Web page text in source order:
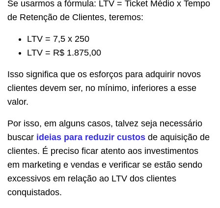
Se usarmos a fórmula: LTV = Ticket Médio x Tempo
de Retenção de Clientes, teremos:
LTV = 7,5 x 250
LTV = R$ 1.875,00
Isso significa que os esforços para adquirir novos
clientes devem ser, no mínimo, inferiores a esse
valor.
Por isso, em alguns casos, talvez seja necessário
buscar ideias para reduzir custos de aquisição de
clientes. É preciso ficar atento aos investimentos
em marketing e vendas e verificar se estão sendo
excessivos em relação ao LTV dos clientes
conquistados.